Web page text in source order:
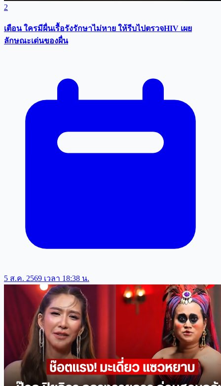
2
เตือน ใครมีผื่นเรื้อรังรักษาไม่หาย ให้รีบไปตรวจHIV เผย
ลักษณะเด่นของผื่น
5 ส.ค. 2569 เวลา 18:38 น.